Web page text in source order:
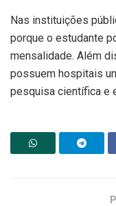
Nas instituições
porque o estudante
mensalidade. Além
possuem hospitais
pesquisa científica e